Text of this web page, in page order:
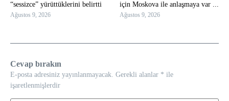
“sessizce” yürüttüklerini belirtti
Ağustos 9, 2026
için Moskova ile anlaşmaya var ...
Ağustos 9, 2026
Cevap bırakın
E-posta adresiniz yayınlanmayacak. Gerekli alanlar * ile
işaretlenmişlerdir